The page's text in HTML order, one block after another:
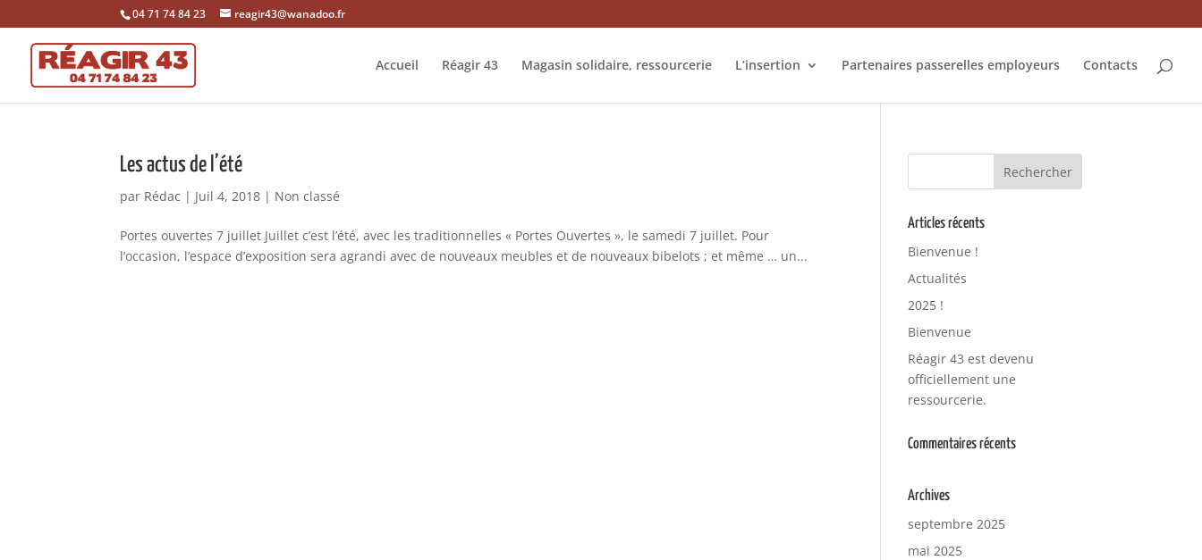
04 71 74 84 23 reagir43@wanadoo.fr
Accueil Réagir 43 Magasin solidaire, ressourcerie L’insertion Partenaires passerelles employeurs Contacts
Les actus de l’été
par Rédac | Juil 4, 2018 | Non classé
Portes ouvertes 7 juillet Juillet c’est l’été, avec les traditionnelles « Portes Ouvertes », le samedi 7 juillet. Pour
l’occasion, l’espace d’exposition sera agrandi avec de nouveaux meubles et de nouveaux bibelots ; et même … un...
Articles récents
Bienvenue !
Actualités
2025 !
Bienvenue
Réagir 43 est devenu
officiellement une
ressourcerie.
Commentaires récents
Archives
septembre 2025
mai 2025